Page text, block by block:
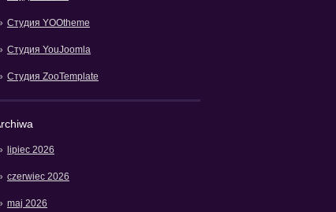
Студия YOOtheme
Студия YouJoomla
Студия ZooTemplate
lipiec 2026
czerwiec 2026
maj 2026